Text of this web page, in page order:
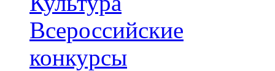
Всероссийские
конкурсы